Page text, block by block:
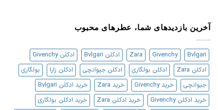
زنانه
مردانه
آخرین بازدیدهای شما، عطرهای محبوب
Bvlgari
Givenchy
Zara ادکلن Bvlgari
ادکلن Givenchy
ادکلن Zara
ادکلن بولگاری ادکلن جیوانچی ادکلن زارا
بولگاری
جیوانچی
خرید Givenchy خرید Zara
خرید ادکلن Bvlgari
خرید ادکلن Givenchy
خرید ادکلن Zara
خرید ادکلن بولگاری